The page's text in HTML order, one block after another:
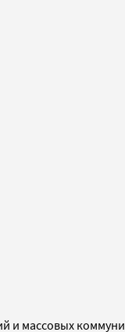
и массовых